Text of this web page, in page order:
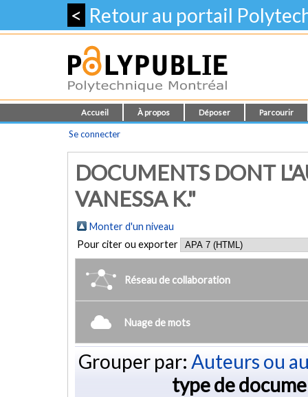
< Retour au portail
Accueil À propos Déposer Parcourir
Se connecter
DOCUMENTS DONT
VANESSA K."
Monter d'un niveau
Pour citer ou exporter
Réseau de collaboration
Nuage de mots
Grouper par: Auteurs ou
type de